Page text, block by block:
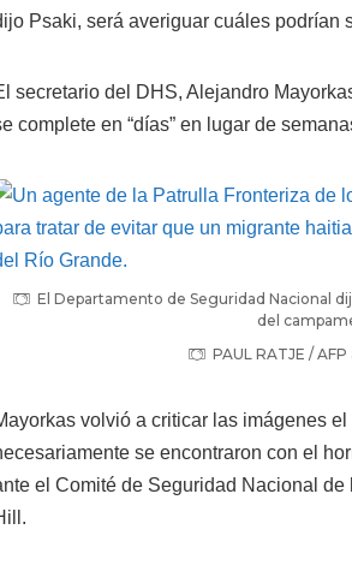
Psaki, será averiguar cuáles podrían
secretario del DHS, Alejandro
complete en “días” en lugar de
El Departamento de Seguridad Nacional
del
PAUL RATJE /
volvió a criticar las imágenes
se encontraron con el
el Comité de Seguridad Nacional